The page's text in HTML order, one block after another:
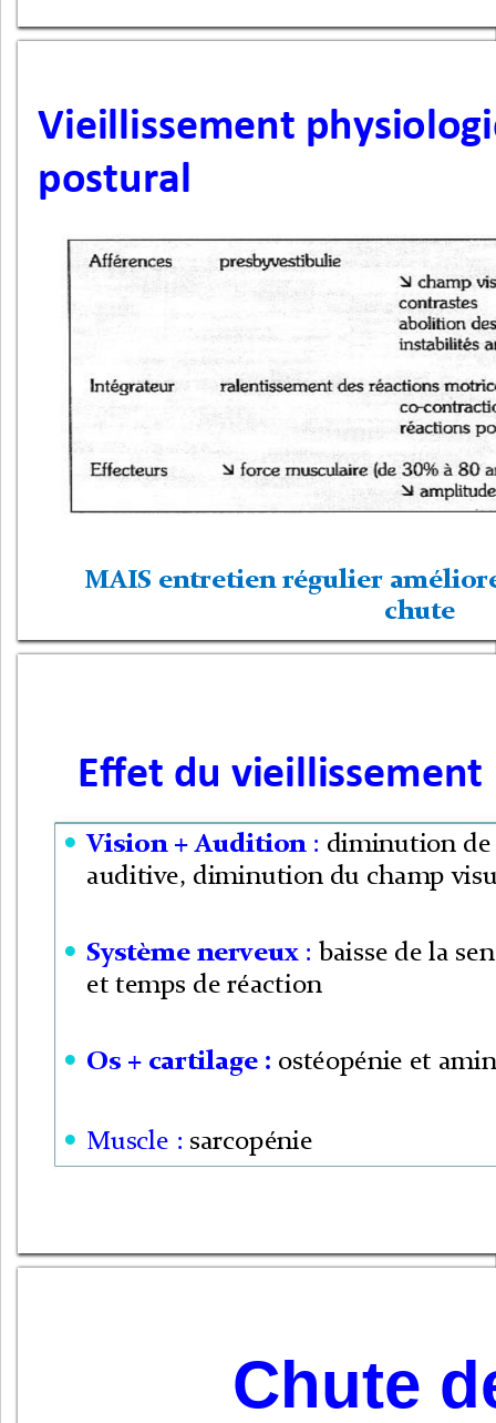
Vieillissement
postural
MAIS entretien régulier
chute
Effet du vieillissement
 Vision + Audition : diminution
auditive, diminution du champ
 Système nerveux : baisse de la
et temps de réaction
 Os + cartilage : ostéopénie et
 Muscle : sarcopénie
Chute